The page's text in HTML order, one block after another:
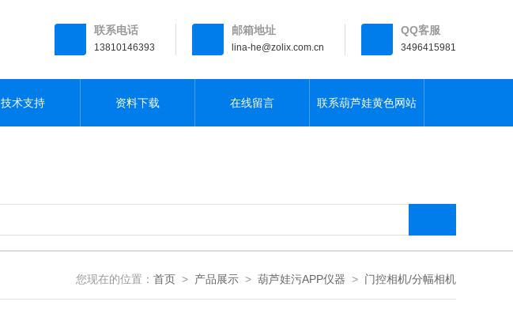
联系电话
13810146393
邮箱地址
lina-he@zolix.com.cn
QQ客服
3496415981
技术支持 资料下载 在线留言 联系葫芦娃黄色网站
您现在的位置： 首页 > 产品展示 > 葫芦娃污APP仪器 > 门控相机/分幅相机